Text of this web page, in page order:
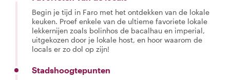
Begin je tijd in Faro met het ontdekken van de lokale
keuken. Proef enkele van de ultieme favoriete lokale
lekkernijen zoals bolinhos de bacalhau en imperial,
uitgekozen door je lokale host, en hoor waarom de
locals er zo dol op zijn!
Stadshoogtepunten